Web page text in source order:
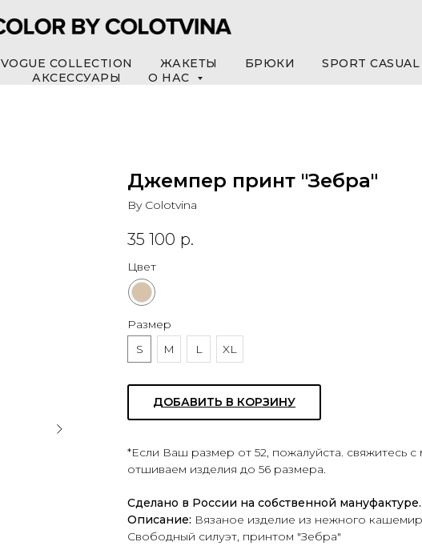
VOGUE COLLECTION ЖАКЕТЫ БРЮКИ SPORT CASUAL
АКСЕССУАРЫ
О НАС
Джемпер принт "Зебра"
By Colotvina
35 100 р.
Цвет
Размер
S
M L XL
ДОБАВИТЬ В КОРЗИНУ
*Если Ваш размер от 52, пожалуйста. свяжитесь
отшиваем изделия до 56 размера.
Сделано в России на собственной мануфактуре.
Описание: Вязаное изделие из нежного
Свободный силуэт, принтом "Зебра"